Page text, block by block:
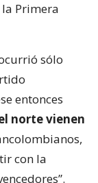
Primera
sólo
entonces
norte vienen
con la